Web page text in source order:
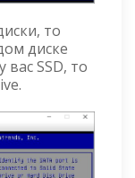
то
диске
вас SSD, то